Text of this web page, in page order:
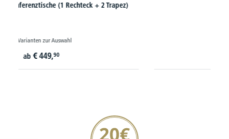
Regale DELUXE
20€ Gutschein sichern